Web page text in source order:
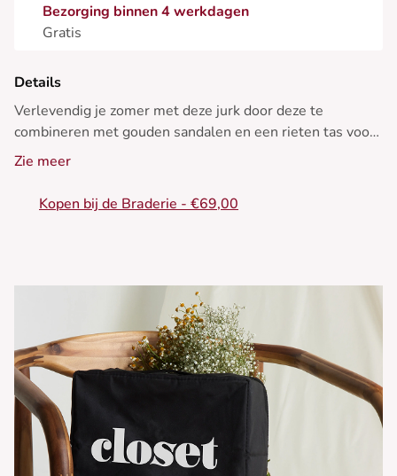
Bezorging binnen 4 werkdagen
Gratis
Details
Verlevendig je zomer met deze jurk door deze te
combineren met gouden sandalen en een rieten tas voor
een levendige en stijlvolle look.
• Korte jurk
• V-hals
• Geprinte motieven
Zie meer
Kopen bij de Braderie - €69,00